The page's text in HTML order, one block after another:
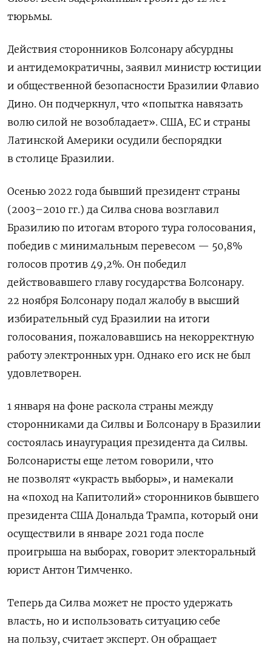
тюрьмы.
Действия сторонников Болсонару абсурдны
и антидемократичны, заявил министр юстиции
и общественной безопасности Бразилии Флавио
Дино. Он подчеркнул, что «попытка навязать
волю силой не возобладает». США, ЕС и страны
Латинской Америки осудили беспорядки
в столице Бразилии.
Осенью 2022 года бывший президент страны
(2003–2010 гг.) да Силва снова возглавил
Бразилию по итогам второго тура голосования,
победив с минимальным перевесом — 50,8%
голосов против 49,2%. Он победил
действовавшего главу государства Болсонару.
22 ноября Болсонару подал жалобу в высший
избирательный суд Бразилии на итоги
голосования, пожаловавшись на некорректную
работу электронных урн. Однако его иск не был
удовлетворен.
1 января на фоне раскола страны между
сторонниками да Силвы и Болсонару в Бразилии
состоялась инаугурация президента да Силвы.
Болсонаристы еще летом говорили, что
не позволят «украсть выборы», и намекали
на «поход на Капитолий» сторонников бывшего
президента США Дональда Трампа, который они
осуществили в январе 2021 года после
проигрыша на выборах, говорит электоральный
юрист Антон Тимченко.
Теперь да Силва может не просто удержать
власть, но и использовать ситуацию себе
на пользу, считает эксперт. Он обращает